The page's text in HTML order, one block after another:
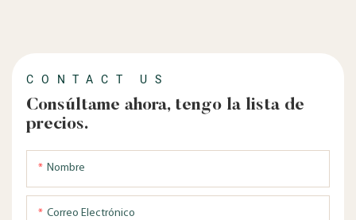
CONTACT US
Consúltame ahora, tengo la lista de
precios.
Nombre
Correo Electrónico